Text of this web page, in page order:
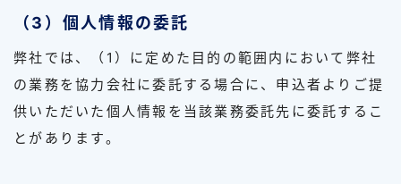
（3）個人情報の委託
弊社では、（1）に定めた目的の範囲内において弊社
の業務を協力会社に委託する場合に、申込者よりご提
供いただいた個人情報を当該業務委託先に委託するこ
とがあります。